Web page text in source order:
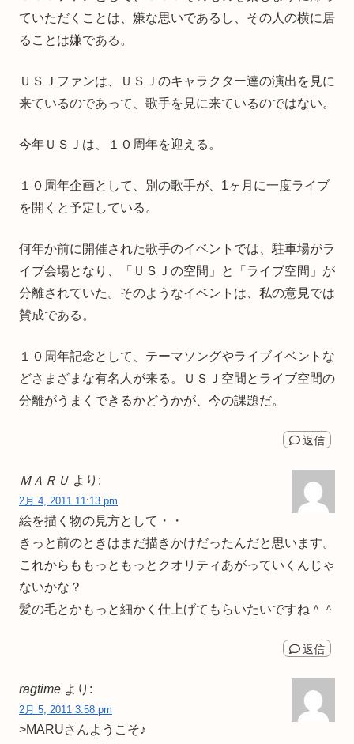
ていただくことは、嫌な思いであるし、その人の横に居
ることは嫌である。
ＵＳＪファンは、ＵＳＪのキャラクター達の演出を見に
来ているのであって、歌手を見に来ているのではない。
今年ＵＳＪは、１０周年を迎える。
１０周年企画として、別の歌手が、1ヶ月に一度ライブ
を開くと予定している。
何年か前に開催された歌手のイベントでは、駐車場がラ
イブ会場となり、「ＵＳＪの空間」と「ライブ空間」が
分離されていた。そのようなイベントは、私の意見では
賛成である。
１０周年記念として、テーマソングやライブイベントな
どさまざまな有名人が来る。ＵＳＪ空間とライブ空間の
分離がうまくできるかどうかが、今の課題だ。
返信
ＭＡＲＵ より:
2月 4, 2011 11:13 pm
絵を描く物の見方として・・
きっと前のときはまだ描きかけだったんだと思います。
これからももっともっとクオリティあがっていくんじゃ
ないかな？
髪の毛とかもっと細かく仕上げてもらいたいですね＾＾
返信
ragtime より:
2月 5, 2011 3:58 pm
>MARUさんようこそ♪